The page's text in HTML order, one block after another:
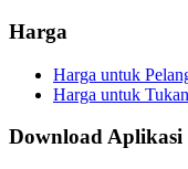
Harga
Harga untuk
Harga untuk
Download Aplikasi